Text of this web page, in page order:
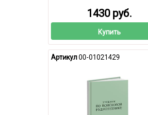
1430 руб.
Купить
Артикул00-01021429